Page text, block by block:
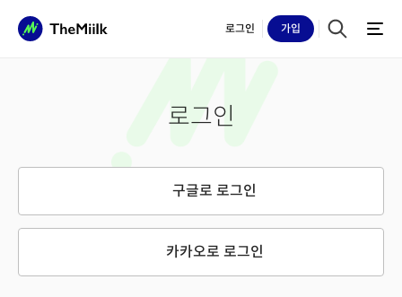
로그인 가입
로그인
구글로 로그인
카카오로 로그인